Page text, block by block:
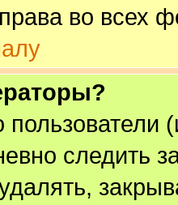
во всех
следить